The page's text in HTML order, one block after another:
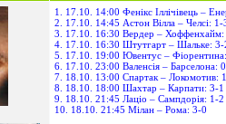
1. 17.10. 14:00 Фенікс Іллічівець –
2. 17.10. 14:45 Астон Вілла – Челсі: 1-
3. 17.10. 16:30 Вердер – Хоффенхайм:
4. 17.10. 16:30 Штутгарт – Шальке: 3-
5. 17.10. 19:00 Ювентус –
6. 17.10. 23:00 Валенсія – Барселона:
7. 18.10. 13:00 Спартак – Локомотив:
8. 18.10. 18:00 Шахтар – Карпати: 3-1
9. 18.10. 21:45 Лаціо – Сампдорія: 1-2
10. 18.10. 21:45 Мілан – Рома: 3-0